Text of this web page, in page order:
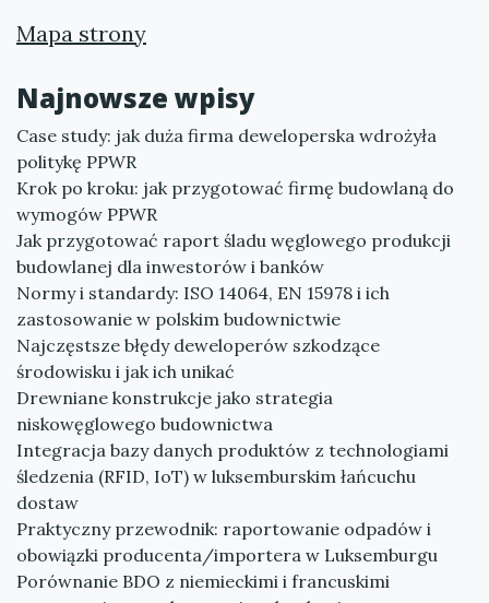
Mapa strony
Najnowsze wpisy
Case study: jak duża firma deweloperska wdrożyła
politykę PPWR
Krok po kroku: jak przygotować firmę budowlaną do
wymogów PPWR
Jak przygotować raport śladu węglowego produkcji
budowlanej dla inwestorów i banków
Normy i standardy: ISO 14064, EN 15978 i ich
zastosowanie w polskim budownictwie
Najczęstsze błędy deweloperów szkodzące
środowisku i jak ich unikać
Drewniane konstrukcje jako strategia
niskowęglowego budownictwa
Integracja bazy danych produktów z technologiami
śledzenia (RFID, IoT) w luksemburskim łańcuchu
dostaw
Praktyczny przewodnik: raportowanie odpadów i
obowiązki producenta/importera w Luksemburgu
Porównanie BDO z niemieckimi i francuskimi